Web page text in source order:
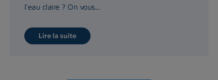
l’eau claire ? On vous...
Lire la suite